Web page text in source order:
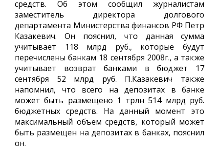
средств. Об этом сообщил журналистам
заместитель директора долгового
департамента Министерства финансов РФ Петр
Казакевич. Он пояснил, что данная сумма
учитывает 118 млрд руб., которые будут
перечислены банкам 18 сентября 2008г., а также
учитывает возврат банками в бюджет 17
сентября 52 млрд руб. П.Казакевич также
напомнил, что всего на депозитах в банке
может быть размещено 1 трлн 514 млрд руб.
бюджетных средств. На данный момент это
максимальный объем средств, который может
быть размещен на депозитах в банках, пояснил
он.